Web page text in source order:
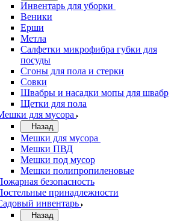
Инвентарь для уборки
Веники
Ерши
Метла
Салфетки микрофибра губки для
посуды
Сгоны для пола и стерки
Совки
Швабры и насадки мопы для швабр
Щетки для пола
для мусора
Назад
Мешки для мусора
Мешки ПВД
Мешки под мусор
Мешки полипропиленовые
безопасность
принадлежности
инвентарь
Назад